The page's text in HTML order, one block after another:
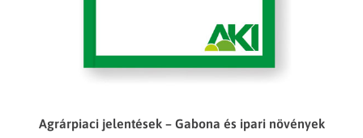
Agrárpiaci jelentések – Gabona és ipari növények